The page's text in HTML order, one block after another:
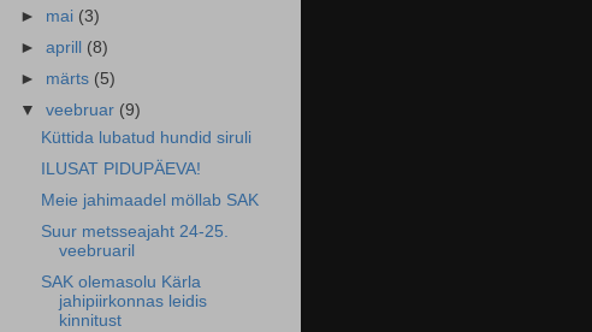
► mai (3)
►aprill (8)
► märts (5)
▼veebruar (9)
Küttida lubatud hundid siruli
ILUSAT PIDUPÄEVA!
Meie jahimaadel möllab SAK
Suur metsseajaht 24-25.
veebruaril
SAK olemasolu Kärla
jahipiirkonnas leidis
kinnitust